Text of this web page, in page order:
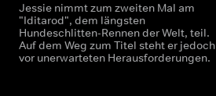
Jessie nimmt zum zweiten Mal am
"Iditarod", dem längsten
Hundeschlitten-Rennen der Welt, teil.
Auf dem Weg zum Titel steht er jedoch
vor unerwarteten Herausforderungen.